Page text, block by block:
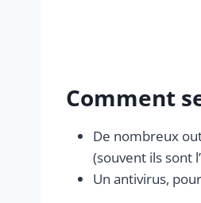
Comment
De nombreux
(souvent ils sont
Un antivirus,